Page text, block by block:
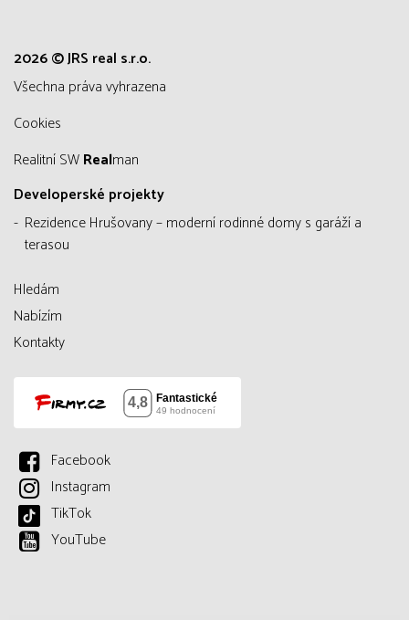
2026 © JRS real s.r.o.
všechna práva vyhrazena
Cookies
Realitní SWRealman
Developerské projekty
Rezidence Hrušovany – moderní rodinné domy s garáží a
terasou
Hledám
Nabízím
Kontakty
Facebook
Instagram
TikTok
YouTube